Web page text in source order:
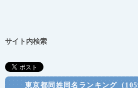
サイト内検索
東京都同姓同名ランキング（